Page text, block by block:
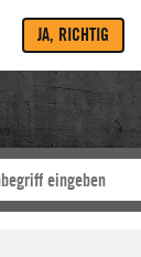
JA, RICHTIG